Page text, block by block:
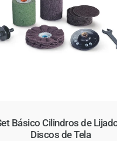
Básico Cilindros de
Discos de Tela